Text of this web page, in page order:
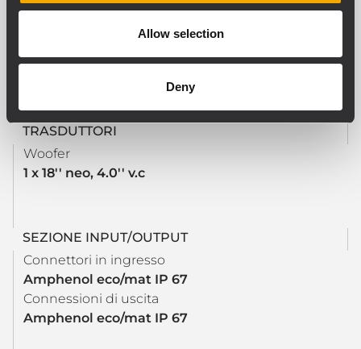
Allow selection
Deny
6000 W PEAK
Amplificatori raccomandati
IPS 2.5K
TRASDUTTORI
Woofer
1 x 18'' neo, 4.0'' v.c
SEZIONE INPUT/OUTPUT
Connettori in ingresso
Amphenol eco/mat IP 67
Connessioni di uscita
Amphenol eco/mat IP 67